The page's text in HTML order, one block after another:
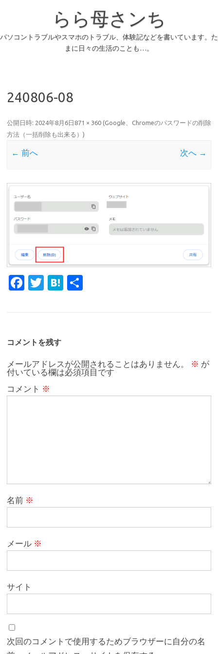
らら母さンち
パソコントラブルやスマホのトラブル、体験記などを書いています。た
まに日々の生活のことも…。
240806-08
公開日時: 2024年8月6日 871 × 360 (Google、Chromeのパスワードの削除
方法（一括削除も出来る） )
← 前へ 次へ →
Fa
o
o
k
T
r
H
コメントを残す
メールアドレスが公開されることはありません。 ※ が
付いている欄は必須項目です
コメント ※
名前 ※
メール ※
サイト
次回のコメントで使用するためブラウザーに自分の名